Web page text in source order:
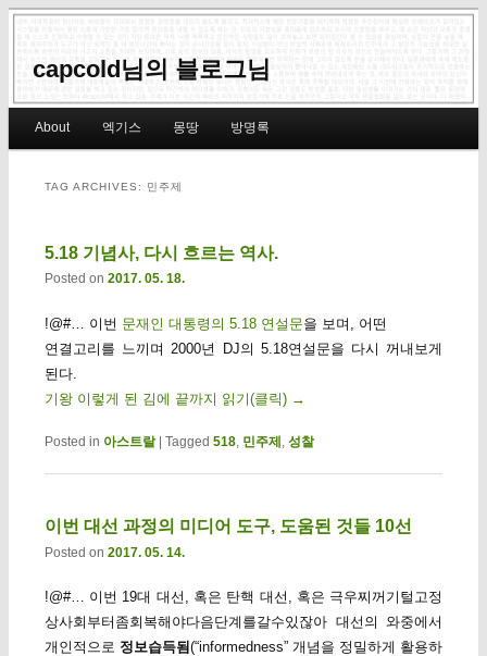
capcold님의 블로그님
Skip to primary content
Skip to secondary content
About 엑기스 몽땅 방명록
TAG ARCHIVES: 민주제
5.18 기념사, 다시 흐르는 역사.
Posted on 2017. 05. 18.
!@#… 이번 문재인 대통령의 5.18 연설문을 보며, 어떤
연결고리를 느끼며 2000년 DJ의 5.18연설문을 다시 꺼내보게
된다.
기왕 이렇게 된 김에 끝까지 읽기(클릭) →
Posted in 아스트랄 | Tagged 518, 민주제 성찰
이번 대선 과정의 미디어 도구, 도움된 것들 10선
Posted on 2017. 05. 14.
!@#… 이번 19대 대선, 혹은 탄핵 대선, 혹은 극우찌꺼기털고정
상사회부터좀회복해야다음단계를갈수있잖아 대선의 와중에서
개인적으로 정보습득됨 (“informedness” 개념을 정밀하게 활용하